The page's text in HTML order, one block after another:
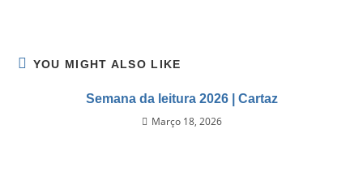
YOU MIGHT ALSO LIKE
Semana da leitura 2026 | Cartaz
Março 18, 2026